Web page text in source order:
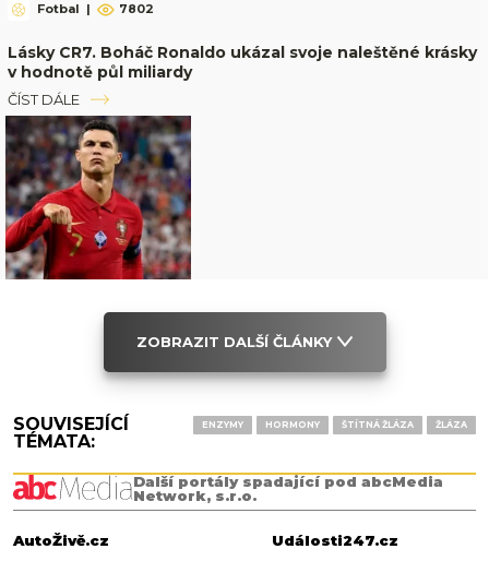
Fotbal | 7802
Lásky CR7. Boháč Ronaldo ukázal svoje naleštěné krásky
v hodnotě půl miliardy
ČÍST DÁLE
ZOBRAZIT DALŠÍ ČLÁNKY
SOUVISEJÍCÍ
TÉMATA:
ENZYMY HORMONY ŠTÍTNÁ ŽLÁZA ŽLÁZA
Další portály spadající pod abcMedia
Network, s.r.o.
AutoŽivě.cz
Události247.cz